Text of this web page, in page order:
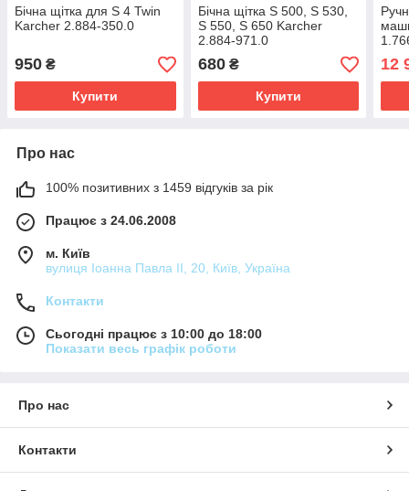
Бічна щітка для S 4 Twin
Karcher 2.884-350.0
950 ₴
Купити
Бічна щітка S 500, S 530,
S 550, S 650 Karcher
2.884-971.0
680₴
Купити
12
Про нас
100% позитивних з 1459 відгуків за рік
Працює з 24.06.2008
м. Київ
вулиця Іоанна Павла ІІ, 20, Київ, Україна
Контакти
Сьогодні працює з 10:00 до 18:00
Показати весь графік роботи
Про нас
Контакти